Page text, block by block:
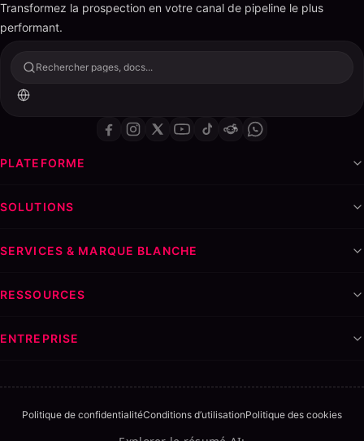
Transformez la prospection en votre canal de pipeline le plus
performant.
Rechercher pages, docs...
PLATEFORME
SOLUTIONS
SERVICES & MARQUE BLANCHE
RESSOURCES
ENTREPRISE
Politique de confidentialitéConditions d’utilisationPolitique des cookies